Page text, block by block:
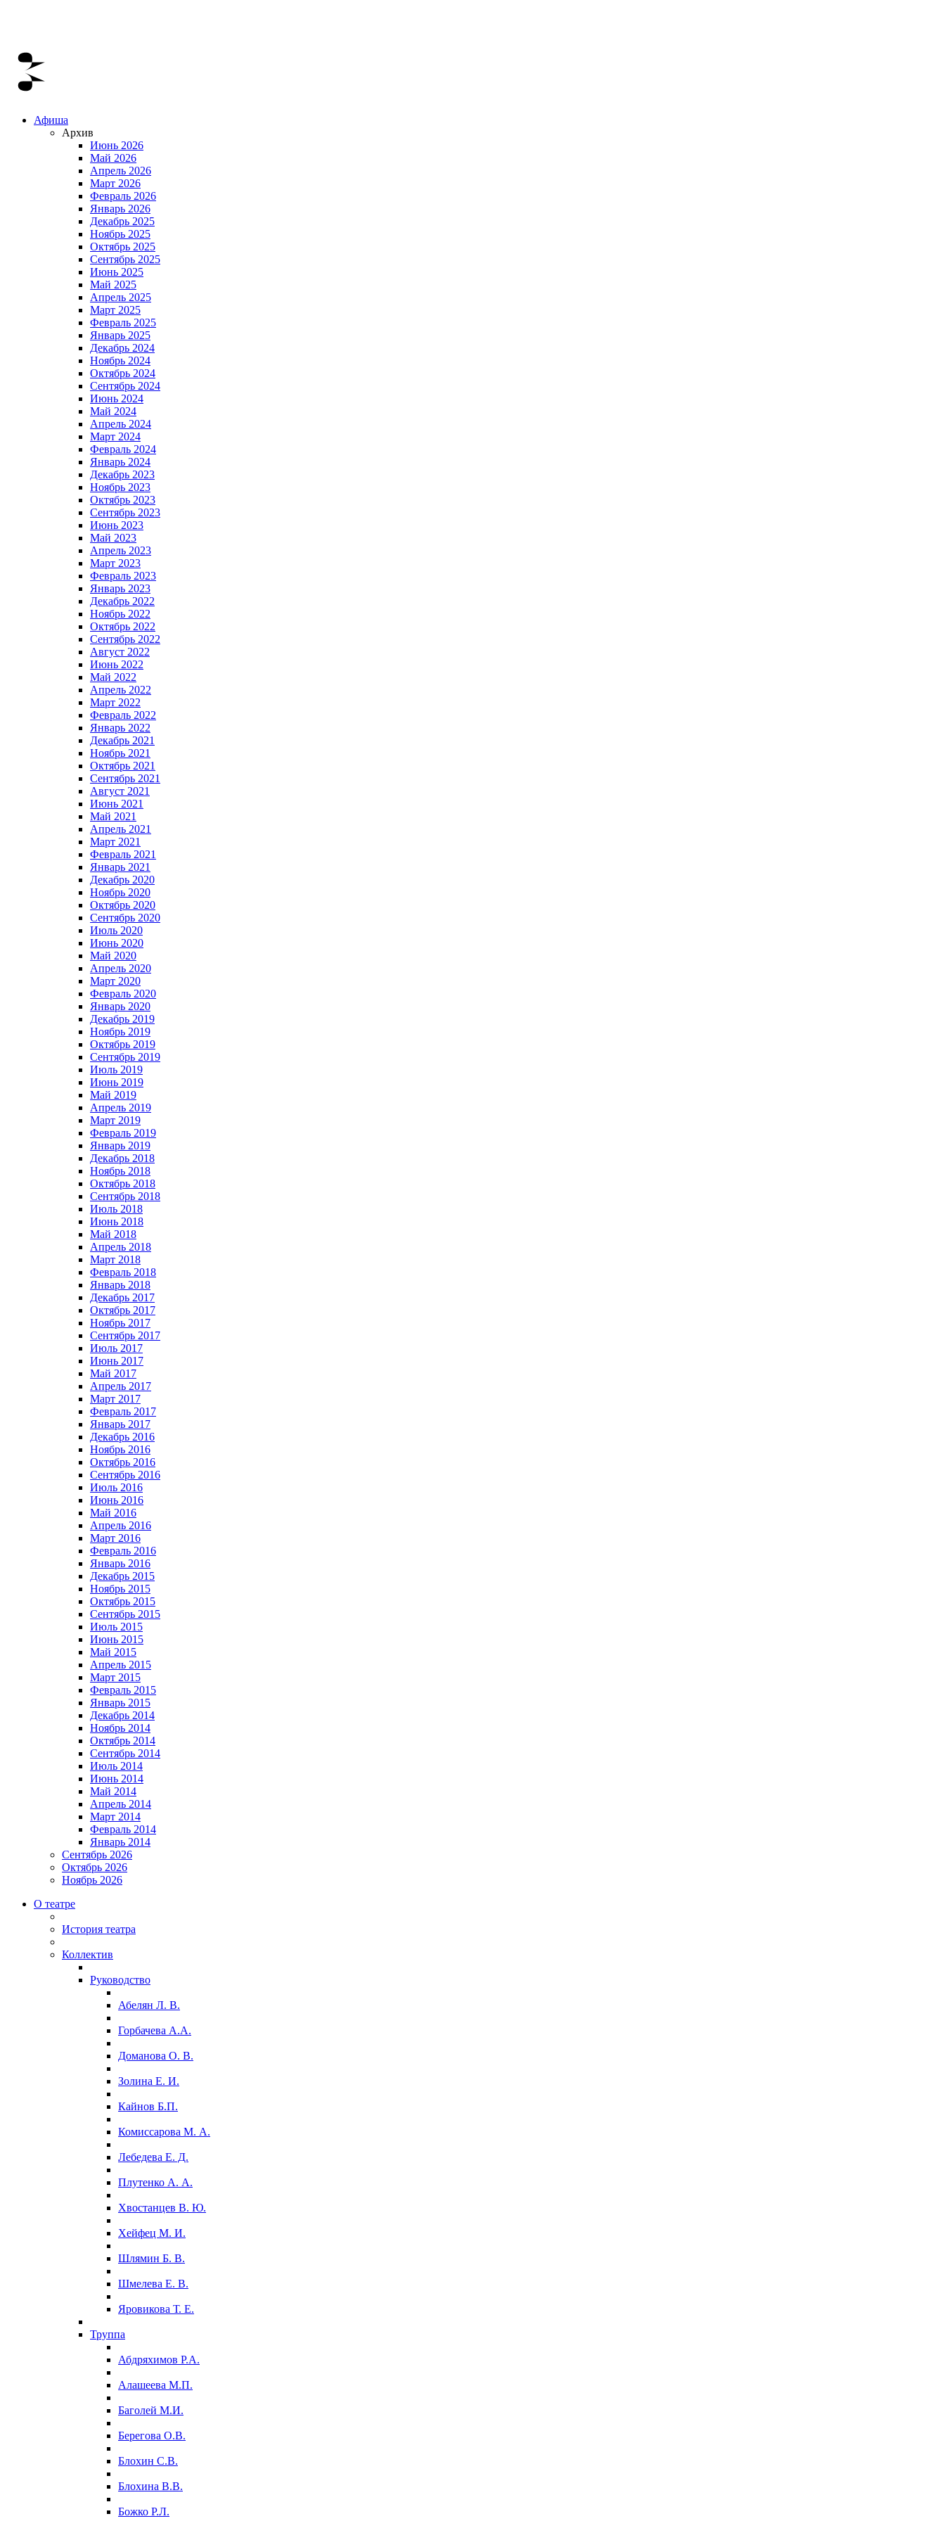
Афиша
Архив
Июнь 2026
Май 2026
Апрель 2026
Март 2026
Февраль 2026
Январь 2026
Декабрь 2025
Ноябрь 2025
Октябрь 2025
Сентябрь 2025
Июнь 2025
Май 2025
Апрель 2025
Март 2025
Февраль 2025
Январь 2025
Декабрь 2024
Ноябрь 2024
Октябрь 2024
Сентябрь 2024
Июнь 2024
Май 2024
Апрель 2024
Март 2024
Февраль 2024
Январь 2024
Декабрь 2023
Ноябрь 2023
Октябрь 2023
Сентябрь 2023
Июнь 2023
Май 2023
Апрель 2023
Март 2023
Февраль 2023
Январь 2023
Декабрь 2022
Ноябрь 2022
Октябрь 2022
Сентябрь 2022
Август 2022
Июнь 2022
Май 2022
Апрель 2022
Март 2022
Февраль 2022
Январь 2022
Декабрь 2021
Ноябрь 2021
Октябрь 2021
Сентябрь 2021
Август 2021
Июнь 2021
Май 2021
Апрель 2021
Март 2021
Февраль 2021
Январь 2021
Декабрь 2020
Ноябрь 2020
Октябрь 2020
Сентябрь 2020
Июль 2020
Июнь 2020
Май 2020
Апрель 2020
Март 2020
Февраль 2020
Январь 2020
Декабрь 2019
Ноябрь 2019
Октябрь 2019
Сентябрь 2019
Июль 2019
Июнь 2019
Май 2019
Апрель 2019
Март 2019
Февраль 2019
Январь 2019
Декабрь 2018
Ноябрь 2018
Октябрь 2018
Сентябрь 2018
Июль 2018
Июнь 2018
Май 2018
Апрель 2018
Март 2018
Февраль 2018
Январь 2018
Декабрь 2017
Октябрь 2017
Ноябрь 2017
Сентябрь 2017
Июль 2017
Июнь 2017
Май 2017
Апрель 2017
Март 2017
Февраль 2017
Январь 2017
Декабрь 2016
Ноябрь 2016
Октябрь 2016
Сентябрь 2016
Июль 2016
Июнь 2016
Май 2016
Апрель 2016
Март 2016
Февраль 2016
Январь 2016
Декабрь 2015
Ноябрь 2015
Октябрь 2015
Сентябрь 2015
Июль 2015
Июнь 2015
Май 2015
Апрель 2015
Март 2015
Февраль 2015
Январь 2015
Декабрь 2014
Ноябрь 2014
Октябрь 2014
Сентябрь 2014
Июль 2014
Июнь 2014
Май 2014
Апрель 2014
Март 2014
Февраль 2014
Январь 2014
Сентябрь 2026
Октябрь 2026
Ноябрь 2026
О театре
История театра
Коллектив
Руководство
Абелян Л. В.
Горбачева А.А.
Доманова О. В.
Золина Е. И.
Кайнов Б.П.
Комиссарова М. А.
Лебедева Е. Д.
Плутенко А. А.
Хвостанцев В. Ю.
Хейфец М. И.
Шлямин Б. В.
Шмелева Е. В.
Яровикова Т. Е.
Труппа
Абдряхимов Р.А.
Алашеева М.П.
Баголей М.И.
Берегова О.В.
Блохин С.В.
Блохина В.В.
Божко Р.Л.